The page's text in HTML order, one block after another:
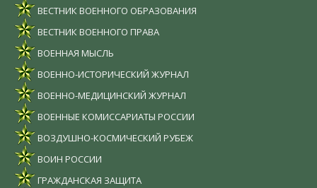
ВЕСТНИК ВОЕННОГО ОБРАЗОВАНИЯ
ВЕСТНИК ВОЕННОГО ПРАВА
ВОЕННАЯ МЫСЛЬ
ВОЕННО-ИСТОРИЧЕСКИЙ ЖУРНАЛ
ВОЕННО-МЕДИЦИНСКИЙ ЖУРНАЛ
ВОЕННЫЕ КОМИССАРИАТЫ РОССИИ
ВОЗДУШНО-КОСМИЧЕСКИЙ РУБЕЖ
ВОИН РОССИИ
ГРАЖДАНСКАЯ ЗАЩИТА